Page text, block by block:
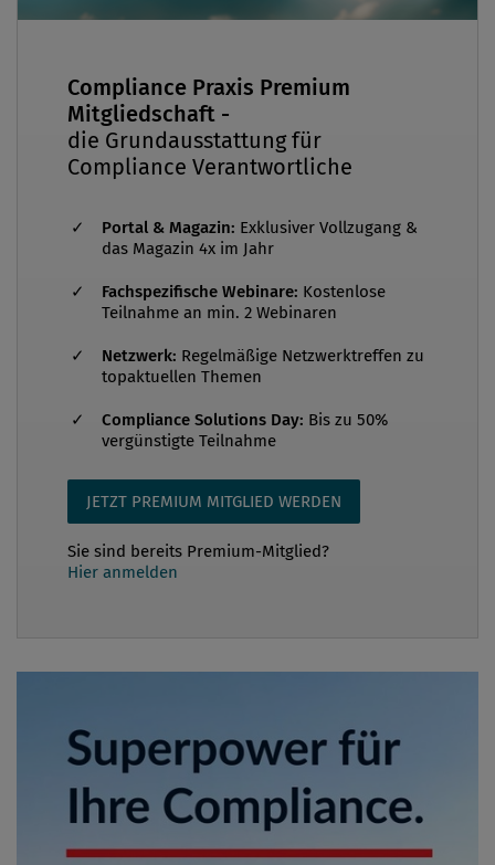
Compliance Praxis Premium
Mitgliedschaft -
die Grundausstattung für
Compliance Verantwortliche
Portal & Magazin: Exklusiver Vollzugang &
das Magazin 4x im Jahr
Fachspezifische Webinare: Kostenlose
Teilnahme an min. 2 Webinaren
Netzwerk: Regelmäßige Netzwerktreffen zu
topaktuellen Themen
Compliance Solutions Day: Bis zu 50%
vergünstigte Teilnahme
JETZT PREMIUM MITGLIED WERDEN
Sie sind bereits Premium-Mitglied?
Hier anmelden